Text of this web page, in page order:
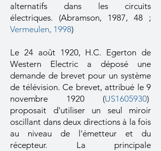
alternatifs dans les circuits
électriques. (Abramson, 1987, 48 ;
Vermeulen, 1998)
Le 24 août 1920, H.C. Egerton de
Western Electric a déposé une
demande de brevet pour un système
de télévision. Ce brevet, attribué le 9
novembre 1920 (US1605930)
proposait d'utiliser un seul miroir
oscillant dans deux directions à la fois
au niveau de l'émetteur et du
récepteur. La principale